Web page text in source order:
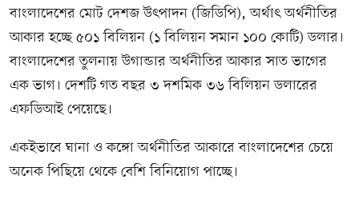
বাংলাদেশের মোট দেশজ উৎপাদন (জিডিপি), অর্থাৎ অর্থনীতির
আকার হচ্ছে ৫০১ বিলিয়ন (১ বিলিয়ন সমান ১০০ কোটি) ডলার।
বাংলাদেশের তুলনায় উগান্ডার অর্থনীতির আকার সাত ভাগের
এক ভাগ। দেশটি গত বছর ৩ দশমিক ৩৬ বিলিয়ন ডলারের
এফডিআই পেয়েছে।
একইভাবে ঘানা ও কঙ্গো অর্থনীতির আকারে বাংলাদেশের চেয়ে
অনেক পিছিয়ে থেকে বেশি বিনিয়োগ পাচ্ছে।